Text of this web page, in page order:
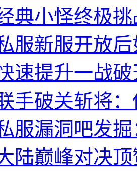
典小怪终极
服新服开放
速提升一战
手破关斩将
服漏洞吧发
陆巅峰对决